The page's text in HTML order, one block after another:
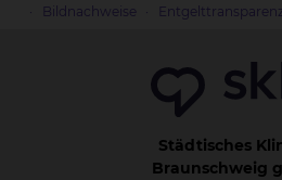
Bildnachweise
Entgelttransparenz
Städtisches
Braunschweig